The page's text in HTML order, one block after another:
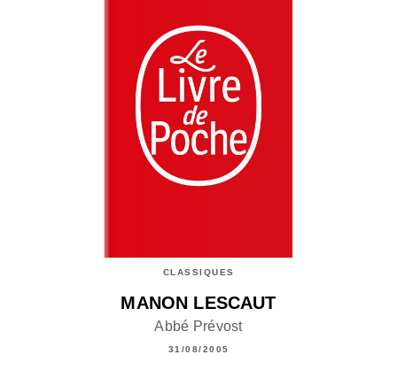
CLASSIQUES
MANON LESCAUT
Abbé Prévost
31/08/2005